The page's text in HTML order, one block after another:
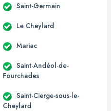
Saint-Germain
Le Cheylard
Mariac
Saint-Andéol-de-
Fourchades
Saint-Cierge-sous-le-
Cheylard